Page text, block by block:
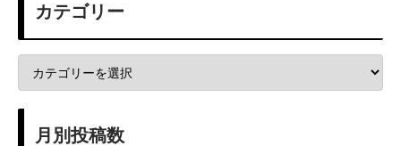
カテゴリー
月別投稿数